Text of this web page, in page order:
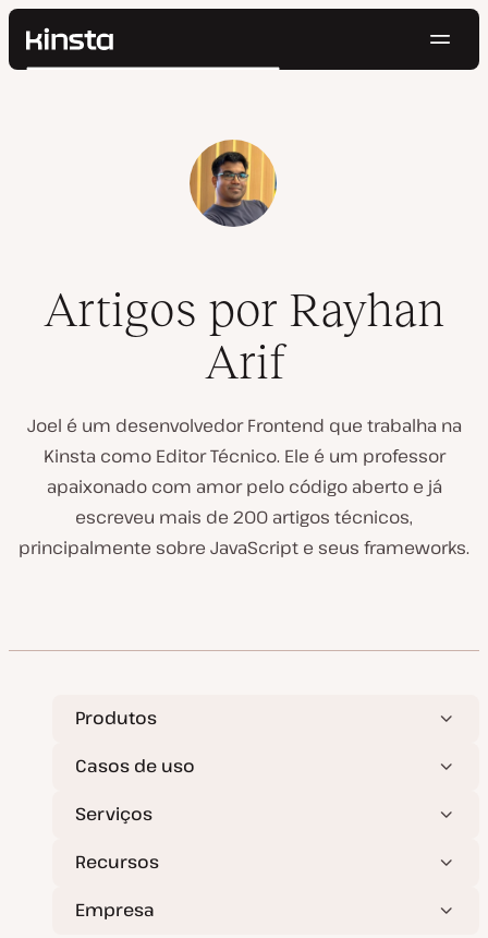
Kinsta®
Pesquisar
Artigos por Rayhan
Arif
Joel é um desenvolvedor Frontend que trabalha na
Kinsta como Editor Técnico. Ele é um professor
apaixonado com amor pelo código aberto e já
escreveu mais de 200 artigos técnicos,
principalmente sobre JavaScript e seus frameworks.
Produtos
Casos de uso
Serviços
Recursos
Empresa